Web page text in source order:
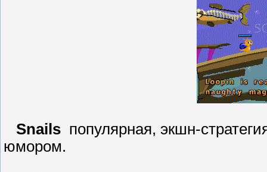
Snails популярная, экшн-
юмором.